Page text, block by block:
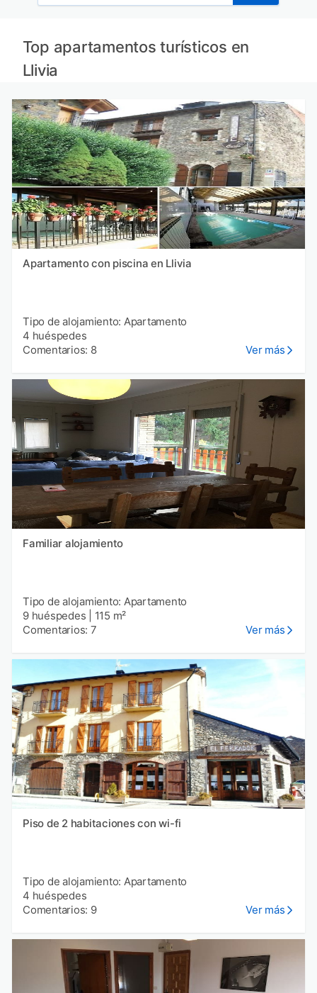
Top apartamentos turísticos en
Llivia
Apartamento con piscina en Llivia
Tipo de alojamiento: Apartamento
4 huéspedes
Comentarios: 8
Ver más
Familiar alojamiento
Tipo de alojamiento: Apartamento
9 huéspedes
115 m²
Comentarios: 7
Ver más
Piso de 2 habitaciones con wi-fi
Tipo de alojamiento: Apartamento
4 huéspedes
Comentarios: 9
Ver más